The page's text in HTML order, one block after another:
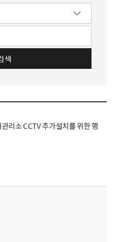
색
리소 CCTV 추가설치를 위한 행